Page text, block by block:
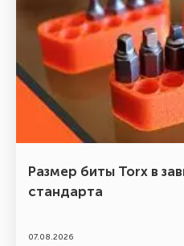
Размер биты Torx в
стандарта
07.08.2026